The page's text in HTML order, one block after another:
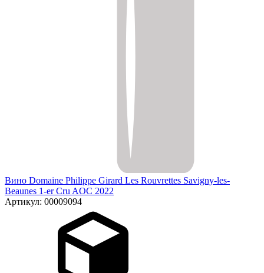
Вино Domaine Philippe Girard Les Rouvrettes Savigny-les-
Beaunes 1-er Cru AOC 2022
Артикул: 00009094